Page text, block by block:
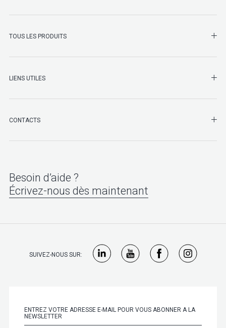
TOUS LES PRODUITS
LIENS UTILES
CONTACTS
Besoin d’aide ?
Écrivez-nous dès maintenant
SUIVEZ-NOUS SUR: